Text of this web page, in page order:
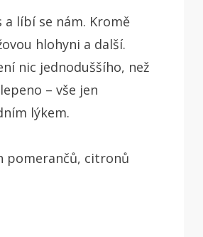
líbí se nám. Kromě
hlohyni a další.
nic jednoduššího, než
– vše jen
lýkem.
pomerančů, citronů